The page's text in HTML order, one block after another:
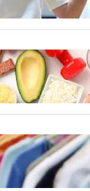
Cinco
de temporada que
a tu dieta este mes
globales se
de la ropa de
premium